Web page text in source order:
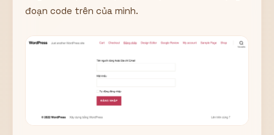
đoạn code trên của mình.